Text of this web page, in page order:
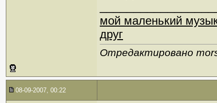
мой маленький
друг
Отредактировано
08-09-2007, 00:22